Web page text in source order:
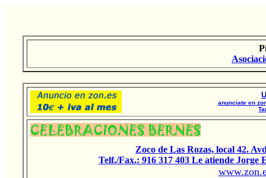
anunciate en
Zoco de Las Rozas, local 42.
Telf./Fax.: 916 317 403 Le atiende Jorge